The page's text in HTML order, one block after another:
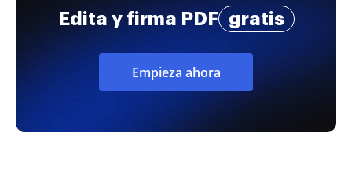
Edita y firma PDF gratis
Empieza ahora